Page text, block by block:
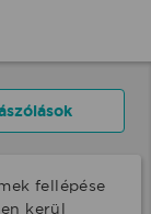
fellépése
kerül